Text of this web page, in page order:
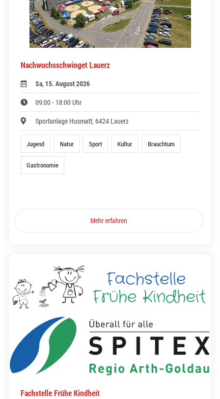
Nachwuchsschwinget Lauerz
Sa, 15. August 2026
09:00 - 18:00 Uhr
Sportanlage Husmatt, 6424 Lauerz
Jugend Natur Sport Kultur Brauchtum
Gastronomie
Mehr erfahren
Fachstelle Frühe Kindheit